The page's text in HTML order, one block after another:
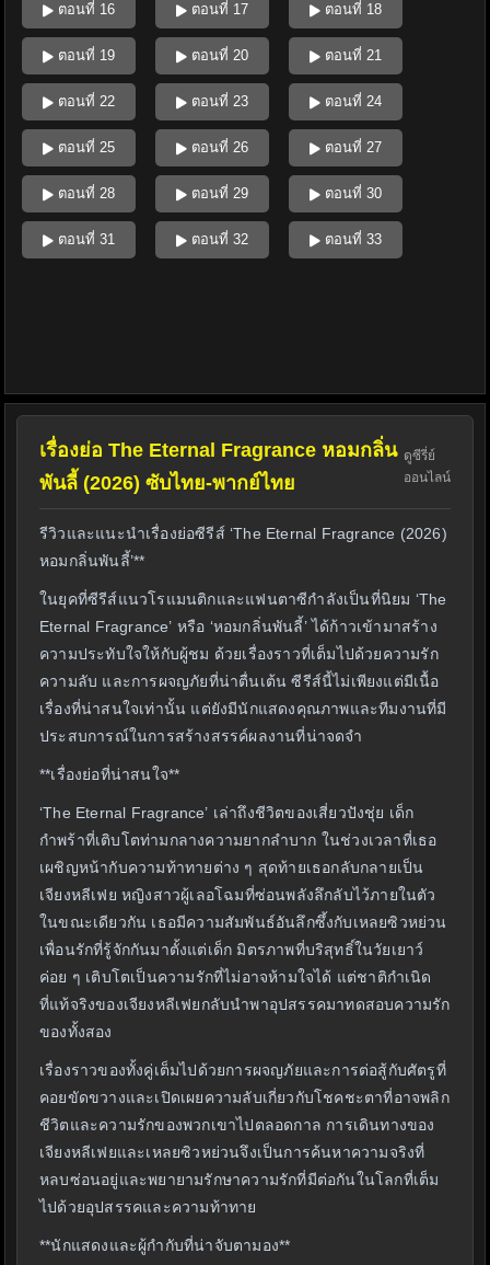
ตอนที่ 16 ตอนที่ 17 ตอนที่ 18
ตอนที่ 19 ตอนที่ 20 ตอนที่ 21
ตอนที่ 22 ตอนที่ 23 ตอนที่ 24
ตอนที่ 25 ตอนที่ 26 ตอนที่ 27
ตอนที่ 28 ตอนที่ 29 ตอนที่ 30
ตอนที่ 31 ตอนที่ 32 ตอนที่ 33
เรื่องย่อ The Eternal Fragrance หอมกลิ่น
พันลี้ (2026) ซับไทย-พากย์ไทย
ดูซีรี่ย์
ออนไลน์
รีวิวและแนะนำเรื่องย่อซีรีส์ ‘The Eternal Fragrance (2026)
หอมกลิ่นพันลี้’**
ในยุคที่ซีรีส์แนวโรแมนติกและแฟนตาซีกำลังเป็นที่นิยม ‘The
Eternal Fragrance’ หรือ ‘หอมกลิ่นพันลี้’ ได้ก้าวเข้ามาสร้าง
ความประทับใจให้กับผู้ชม ด้วยเรื่องราวที่เต็มไปด้วยความรัก
ความลับ และการผจญภัยที่น่าตื่นเต้น ซีรีส์นี้ไม่เพียงแต่มีเนื้อ
เรื่องที่น่าสนใจเท่านั้น แต่ยังมีนักแสดงคุณภาพและทีมงานที่มี
ประสบการณ์ในการสร้างสรรค์ผลงานที่น่าจดจำ
**เรื่องย่อที่น่าสนใจ**
‘The Eternal Fragrance’ เล่าถึงชีวิตของเสี่ยวปังชุ่ย เด็ก
กำพร้าที่เติบโตท่ามกลางความยากลำบาก ในช่วงเวลาที่เธอ
เผชิญหน้ากับความท้าทายต่าง ๆ สุดท้ายเธอกลับกลายเป็น
เจียงหลีเฟย หญิงสาวผู้เลอโฉมที่ซ่อนพลังลึกลับไว้ภายในตัว
ในขณะเดียวกัน เธอมีความสัมพันธ์อันลึกซึ้งกับเหลยซิวหย่วน
เพื่อนรักที่รู้จักกันมาตั้งแต่เด็ก มิตรภาพที่บริสุทธิ์ในวัยเยาว์
ค่อย ๆ เติบโตเป็นความรักที่ไม่อาจห้ามใจได้ แต่ชาติกำเนิด
ที่แท้จริงของเจียงหลีเฟยกลับนำพาอุปสรรคมาทดสอบความรัก
ของทั้งสอง
เรื่องราวของทั้งคู่เต็มไปด้วยการผจญภัยและการต่อสู้กับศัตรูที่
คอยขัดขวางและเปิดเผยความลับเกี่ยวกับโชคชะตาที่อาจพลิก
ชีวิตและความรักของพวกเขาไปตลอดกาล การเดินทางของ
เจียงหลีเฟยและเหลยซิวหย่วนจึงเป็นการค้นหาความจริงที่
หลบซ่อนอยู่และพยายามรักษาความรักที่มีต่อกันในโลกที่เต็ม
ไปด้วยอุปสรรคและความท้าทาย
**นักแสดงและผู้กำกับที่น่าจับตามอง**